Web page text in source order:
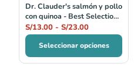
Dr. Clauder's salmón y pollo
con quinoa - Best Selection
no.04
S/13.00 - S/23.00
Seleccionar opciones